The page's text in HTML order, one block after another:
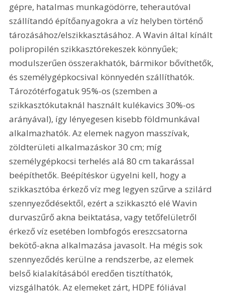
gépre, hatalmas munkagödörre, teherautóval
szállí­tandó építőanyagokra a víz helyben történő
tározásához/elszikkasztásához. A Wavin által kínált
polipropilén szikkasztórekeszek könnyűek;
modulszerűen összerakhatók, bármikor bővíthetők,
és személygépkocsival könnyedén szállíthatók.
Tározótérfogatuk 95%-os (szemben a
szikkasztókutaknál használt kulékavics 30%-os
arányával), így lényegesen kisebb földmunkával
alkalmazhatók. Az elemek nagyon masszívak,
zöldterületi alkalmazáskor 30 cm; míg
személygépkocsi terhelés alá 80 cm takarással
beépíthetők. Beépítéskor ügyelni kell, hogy a
szikkasztóba érkező víz meg legyen szűrve a szilárd
szennyeződésektől, ezért a szikkasztó elé Wavin
durvaszűrő akna beiktatása, vagy tetőfelületről
érkező víz esetében lombfogós ereszcsatorna
bekötő-akna alkalmazása javasolt. Ha mégis sok
szennyeződés kerülne a rendszerbe, az elemek
belső kialakításából eredően tisztíthatók,
vizsgálhatók. Az elemeket zárt, HDPE fóliával